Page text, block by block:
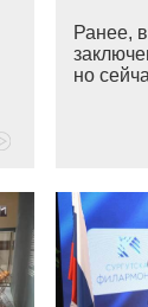
Ранее,
но